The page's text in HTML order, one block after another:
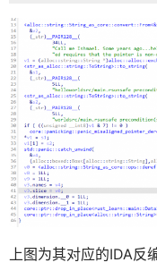
上图为其对应的IDA反